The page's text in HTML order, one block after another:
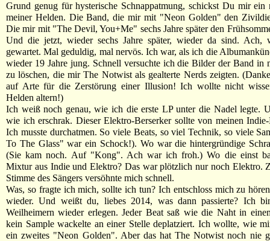
Grund genug für hysterische Schnappatmung, schickst Du mir ein
meiner Helden. Die Band, die mir mit "Neon Golden" den
Die mir mit "The Devil, You+Me" sechs Jahre später den
Und die jetzt, wieder sechs Jahre später, wieder da sind. Ach,
gewartet. Mal geduldig, mal nervös. Ich war, als ich die
wieder 19 Jahre jung. Schnell versuchte ich die Bilder der Band in
zu löschen, die mir The Notwist als gealterte Nerds zeigten.
auf Arte für die Zerstörung einer Illusion! Ich wollte nicht
Helden altern!)
Ich weiß noch genau, wie ich die erste LP unter die Nadel legte.
wie ich erschrak. Dieser Elektro-Berserker sollte von meinen
Ich musste durchatmen. So viele Beats, so viel Technik, so viele
To The Glass" war ein Schock!). Wo war die hintergründige
(Sie kam noch. Auf "Kong". Ach war ich froh.) Wo die einst
Mixtur aus Indie und Elektro? Das war plötzlich nur noch Elektro.
Stimme des Sängers versöhnte mich schnell.
Was, so fragte ich mich, sollte ich tun? Ich entschloss mich zu
wieder. Und weißt du, liebes 2014, was dann passierte? Ich
Weilheimern wieder erlegen. Jeder Beat saß wie die Naht in
kein Sample wackelte an einer Stelle deplatziert. Ich wollte, wie
ein zweites "Neon Golden". Aber das hat The Notwist noch nie